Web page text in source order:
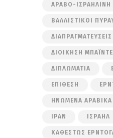
ΑΡΑΒΟ-ΙΣΡΑΗΛΙΝΉ
ΒΑΛΛΙΣΤΙΚΟΊ
ΔΙΑΠΡΑΓΜΑΤΕΎΣΕΙΣ
ΔΙΟΊΚΗΣΗ
ΔΙΠΛΩΜΑΤΊΑ
ΕΠΊΘΕΣΗ
ΗΝΩΜΈΝΑ ΑΡΑΒΙΚΆ
ΙΡΆΝ ΙΣΡΑΉΛ
ΚΑΘΕΣΤΏΣ